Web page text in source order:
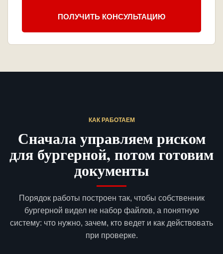
ПОЛУЧИТЬ КОНСУЛЬТАЦИЮ
КАК РАБОТАЕМ
Сначала управляем риском
для бургерной, потом готовим
документы
Порядок работы построен так, чтобы собственник
бургерной видел не набор файлов, а понятную
систему: что нужно, зачем, кто ведет и как действовать
при проверке.